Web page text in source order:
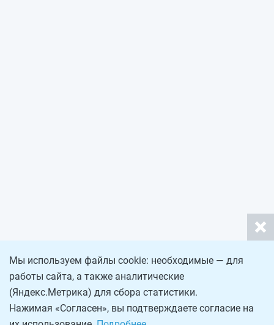
Мы используем файлы cookie: необходимые — для
работы сайта, а также аналитические
(Яндекс.Метрика) для сбора статистики.
Нажимая «Согласен», вы подтверждаете согласие на